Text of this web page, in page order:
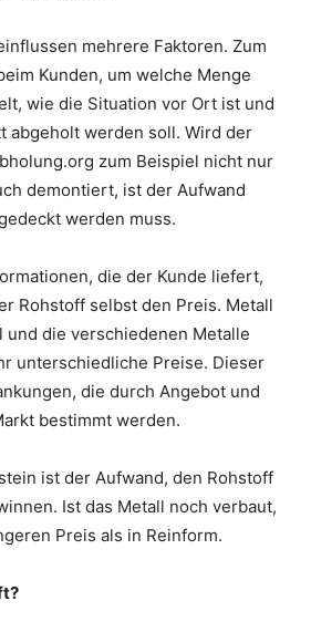
mehrere Faktoren. Zum
Kunden, um welche Menge
wie die Situation vor Ort ist und
abgeholt werden soll. Wird der
zum Beispiel nicht nur
demontiert, ist der Aufwand
werden muss.
die der Kunde liefert,
Rohstoff selbst den Preis. Metall
und die verschiedenen Metalle
unterschiedliche Preise. Dieser
die durch Angebot und
bestimmt werden.
ist der Aufwand, den Rohstoff
Ist das Metall noch verbaut,
Preis als in Reinform.